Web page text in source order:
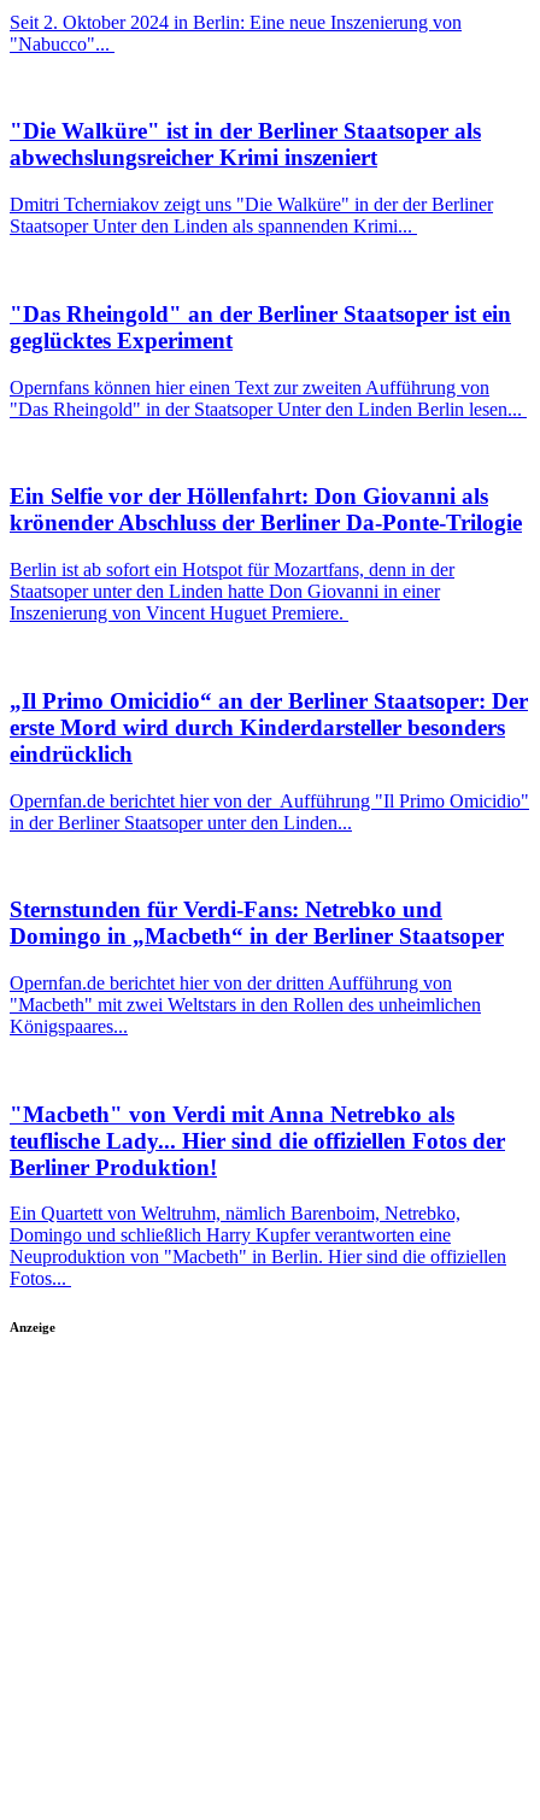
Seit 2. Oktober 2024 in Berlin: Eine neue Inszenierung von
"Nabucco"...
"Die Walküre" ist in der Berliner Staatsoper als
abwechslungsreicher Krimi inszeniert
Dmitri Tcherniakov zeigt uns "Die Walküre" in der der Berliner
Staatsoper Unter den Linden als spannenden Krimi...
"Das Rheingold" an der Berliner Staatsoper ist ein
geglücktes Experiment
Opernfans können hier einen Text zur zweiten Aufführung von
"Das Rheingold" in der Staatsoper Unter den Linden Berlin lesen...
Ein Selfie vor der Höllenfahrt: Don Giovanni als
krönender Abschluss der Berliner Da-Ponte-Trilogie
Berlin ist ab sofort ein Hotspot für Mozartfans, denn in der
Staatsoper unter den Linden hatte Don Giovanni in einer
Inszenierung von Vincent Huguet Premiere.
„Il Primo Omicidio“ an der Berliner Staatsoper: Der
erste Mord wird durch Kinderdarsteller besonders
eindrücklich
Opernfan.de berichtet hier von der Aufführung "Il Primo Omicidio"
in der Berliner Staatsoper unter den Linden...
Sternstunden für Verdi-Fans: Netrebko und
Domingo in „Macbeth“ in der Berliner Staatsoper
Opernfan.de berichtet hier von der dritten Aufführung von
"Macbeth" mit zwei Weltstars in den Rollen des unheimlichen
Königspaares...
"Macbeth" von Verdi mit Anna Netrebko als
teuflische Lady... Hier sind die offiziellen Fotos der
Berliner Produktion!
Ein Quartett von Weltruhm, nämlich Barenboim, Netrebko,
Domingo und schließlich Harry Kupfer verantworten eine
Neuproduktion von "Macbeth" in Berlin. Hier sind die offiziellen
Fotos...
Anzeige